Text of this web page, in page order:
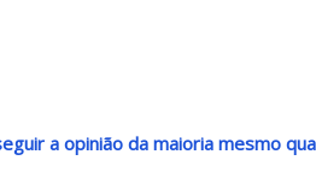
a opinião da maioria mesmo